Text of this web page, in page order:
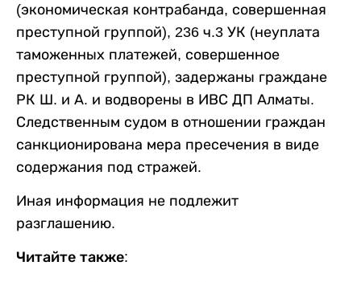
(экономическая контрабанда, совершенная
преступной группой), 236 ч.3 УК (неуплата
таможенных платежей, совершенное
преступной группой), задержаны граждане
РК Ш. и А. и водворены в ИВС ДП Алматы.
Следственным судом в отношении граждан
санкционирована мера пресечения в виде
содержания под стражей.
Иная информация не подлежит
разглашению.
Читайте также: